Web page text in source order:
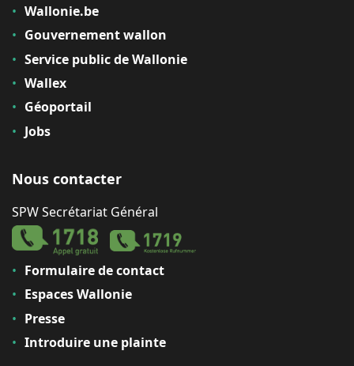
Wallonie.be
Gouvernement wallon
Service public de Wallonie
Wallex
Géoportail
Jobs
Nous contacter
SPW Secrétariat Général
Formulaire de contact
Espaces Wallonie
Presse
Introduire une plainte